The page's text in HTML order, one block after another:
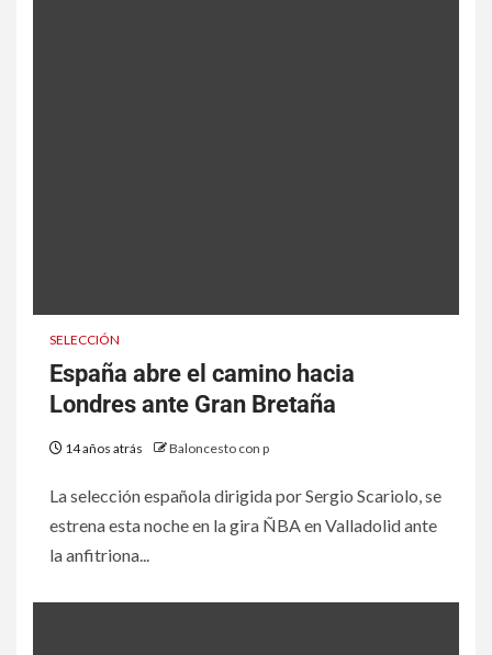
SELECCIÓN
España abre el camino hacia
Londres ante Gran Bretaña
14 años atrás Baloncesto con p
La selección española dirigida por Sergio Scariolo, se
estrena esta noche en la gira ÑBA en Valladolid ante
la anfitriona...